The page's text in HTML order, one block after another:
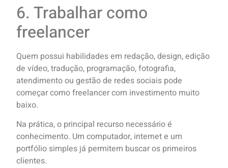
6. Trabalhar como
freelancer
Quem possui habilidades em redação, design, edição
de vídeo, tradução, programação, fotografia,
atendimento ou gestão de redes sociais pode
começar como freelancer com investimento muito
baixo.
Na prática, o principal recurso necessário é
conhecimento. Um computador, internet e um
portfólio simples já permitem buscar os primeiros
clientes.